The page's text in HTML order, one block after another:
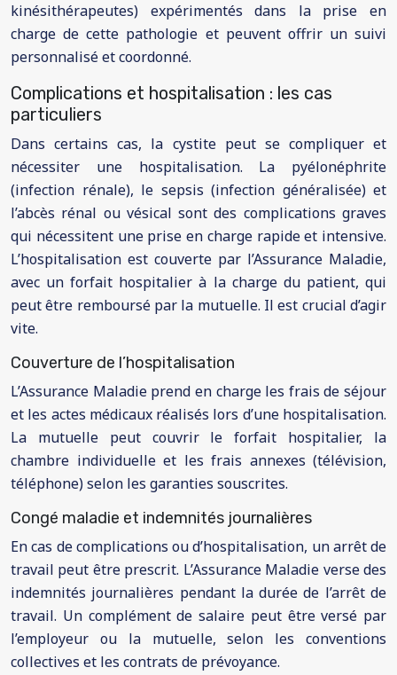
kinésithérapeutes) expérimentés dans la prise en
charge de cette pathologie et peuvent offrir un suivi
personnalisé et coordonné.
Complications et hospitalisation : les cas
particuliers
Dans certains cas, la cystite peut se compliquer et
nécessiter une hospitalisation. La pyélonéphrite
(infection rénale), le sepsis (infection généralisée) et
l’abcès rénal ou vésical sont des complications graves
qui nécessitent une prise en charge rapide et intensive.
L’hospitalisation est couverte par l’Assurance Maladie,
avec un forfait hospitalier à la charge du patient, qui
peut être remboursé par la mutuelle. Il est crucial d’agir
vite.
Couverture de l’hospitalisation
L’Assurance Maladie prend en charge les frais de séjour
et les actes médicaux réalisés lors d’une hospitalisation.
La mutuelle peut couvrir le forfait hospitalier, la
chambre individuelle et les frais annexes (télévision,
téléphone) selon les garanties souscrites.
Congé maladie et indemnités journalières
En cas de complications ou d’hospitalisation, un arrêt de
travail peut être prescrit. L’Assurance Maladie verse des
indemnités journalières pendant la durée de l’arrêt de
travail. Un complément de salaire peut être versé par
l’employeur ou la mutuelle, selon les conventions
collectives et les contrats de prévoyance.